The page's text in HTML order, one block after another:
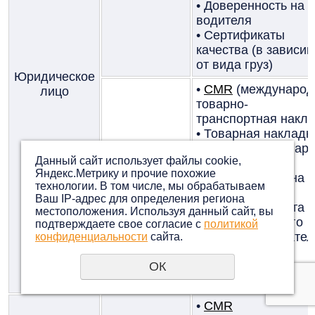
Юридическое
лицо
• Доверенность на
водителя
• Сертификаты
качества (в
от вида груз)
Физическое
лицо
• CMR
товарно-
транспортная
• Товарная
• Кассовые и
чеки
• Доверенность на
водителя
• Копия документа
удостоверяющего
личность
• Сертификаты
качества (в
от вида груз)
• CMR
Данный сайт использует файлы cookie,
Яндекс.Метрику и прочие похожие
технологии. В том числе, мы обрабатываем
Ваш IP-адрес для определения региона
местоположения. Используя данный сайт, вы
подтверждаете свое согласие с политикой
конфиденциальности сайта.
ОК